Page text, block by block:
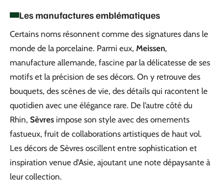
Les manufactures emblématiques
Certains noms résonnent comme des signatures dans le
monde de la porcelaine. Parmi eux, Meissen,
manufacture allemande, fascine par la délicatesse de ses
motifs et la précision de ses décors. On y retrouve des
bouquets, des scènes de vie, des détails qui racontent le
quotidien avec une élégance rare. De l’autre côté du
Rhin, Sèvres impose son style avec des ornements
fastueux, fruit de collaborations artistiques de haut vol.
Les décors de Sèvres oscillent entre sophistication et
inspiration venue d’Asie, ajoutant une note dépaysante à
leur collection.